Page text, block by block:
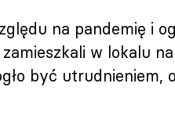
na pandemię i
w lokalu
być utrudnieniem,